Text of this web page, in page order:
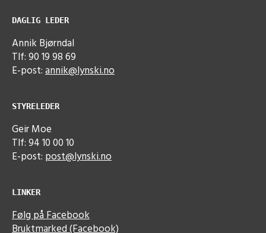
DAGLIG LEDER
Annik Bjørndal
Tlf: 90 19 98 69
E-post:annik@lynski.no
STYRELEDER
Geir Moe
Tlf: 94 10 00 10
E-post: post@lynski.no
LINKER
Følg på Facebook
Bruktmarked (Facebook)